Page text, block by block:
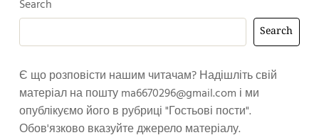
Search
Search
Є що розповісти нашим читачам? Надішліть свій
матеріал на поштуma6670296@gmail.com і ми
опублікуємо його в рубриці "Гостьові пости".
Обов'язково вказуйте джерело матеріалу.